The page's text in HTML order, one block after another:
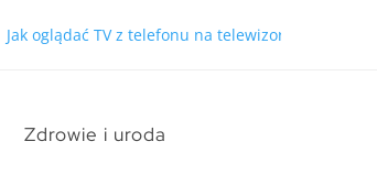
Jak oglądać TV z telefonu na telewizorze bez
Zdrowie i uroda